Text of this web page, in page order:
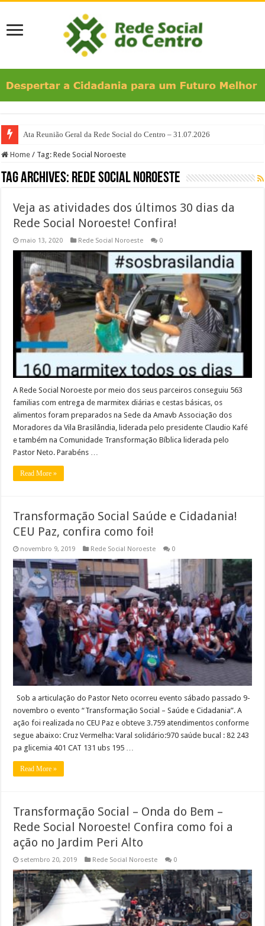
Ata Reunião Geral da Rede Social do Centro – 31.07.2026
Ata da Reunião Geral da Rede Social do Centro – 25.06.2026
Home / Tag:Rede Social Noroeste
Tag Archives: Rede Social Noroeste
Veja as atividades dos últimos 30 dias da
Rede Social Noroeste! Confira!
maio 13, 2020 Rede Social Noroeste 0
A Rede Social Noroeste por meio dos seus parceiros conseguiu 563
familias com entrega de marmitex diárias e cestas básicas, os
alimentos foram preparados na Sede da Amavb Associação dos
Moradores da Vila Brasilândia, liderada pelo presidente Claudio Kafé
e também na Comunidade Transformação Bíblica liderada pelo
Pastor Neto. Parabéns …
Read More »
Transformação Social Saúde e Cidadania!
CEU Paz, confira como foi!
novembro 9, 2019 Rede Social Noroeste 0
Sob a articulação do Pastor Neto ocorreu evento sábado passado 9-
novembro o evento “Transformação Social – Saúde e Cidadania”. A
ação foi realizada no CEU Paz e obteve 3.759 atendimentos conforme
segue abaixo: Cruz Vermelha: Varal solidário:970 saúde bucal : 82 243
pa glicemia 401 CAT 131 ubs 195 …
Read More »
Transformação Social – Onda do Bem –
Rede Social Noroeste! Confira como foi a
ação no Jardim Peri Alto
setembro 20, 2019 Rede Social Noroeste 0